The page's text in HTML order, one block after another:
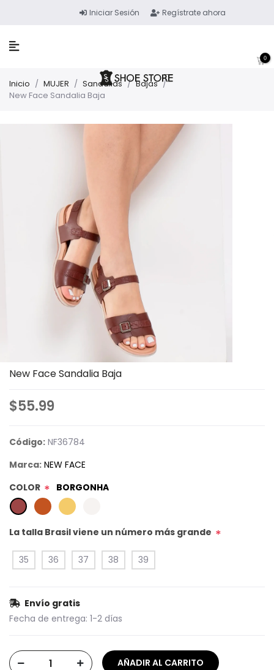
Iniciar Sesión Regístrate ahora
0
Inicio / MUJER / Sandalias / Bajas /
New Face Sandalia Baja
New Face Sandalia Baja
$55.99
Código: NF36784
Marca: NEW FACE
COLOR * BORGONHA
La talla Brasil viene un número más grande *
35 36 37 38 39
Envío gratis
Fecha de entrega: 1-2 días